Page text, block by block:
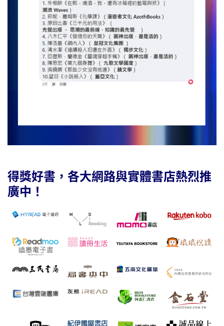
得獎好書，各大網路與實體書店熱烈推
廣中！